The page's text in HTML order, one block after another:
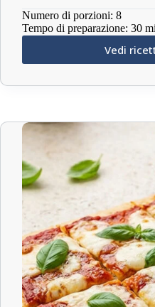
Numero di porzioni: 8
Tempo di preparazione: 30
Vedi